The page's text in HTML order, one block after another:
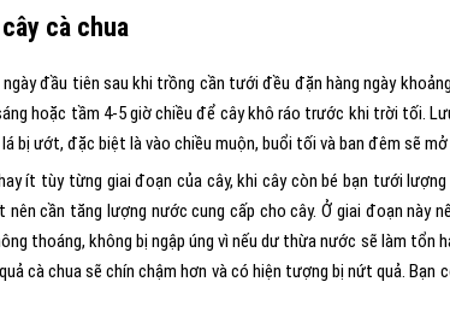
cà chua
đầu tiên sau khi trồng cần tưới đều đặn hàng ngày
hoặc tầm 4-5 giờ chiều để cây khô ráo trước khi trời tối.
bị ướt, đặc biệt là vào chiều muộn, buổi tối và ban đêm sẽ
ít tùy từng giai đoạn của cây, khi cây còn bé bạn tưới
nên cần tăng lượng nước cung cấp cho cây. Ở giai đoạn này
thoáng, không bị ngập úng vì nếu dư thừa nước sẽ làm tổn
cà chua sẽ chín chậm hơn và có hiện tượng bị nứt quả.